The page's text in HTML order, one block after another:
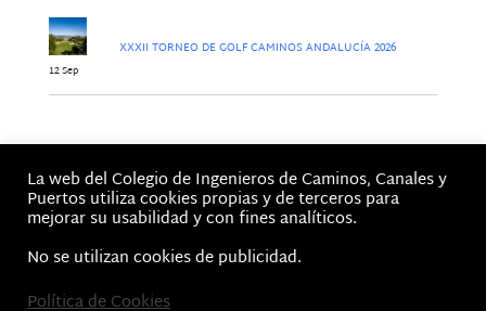
12 Sep
XXXII TORNEO DE GOLF CAMINOS ANDALUCÍA 2026
Jornadas
No hay Jornadas
La web del Colegio de Ingenieros de Caminos, Canales y
Puertos utiliza cookies propias y de terceros para
mejorar su usabilidad y con fines analíticos.
No se utilizan cookies de publicidad.
Política de Cookies